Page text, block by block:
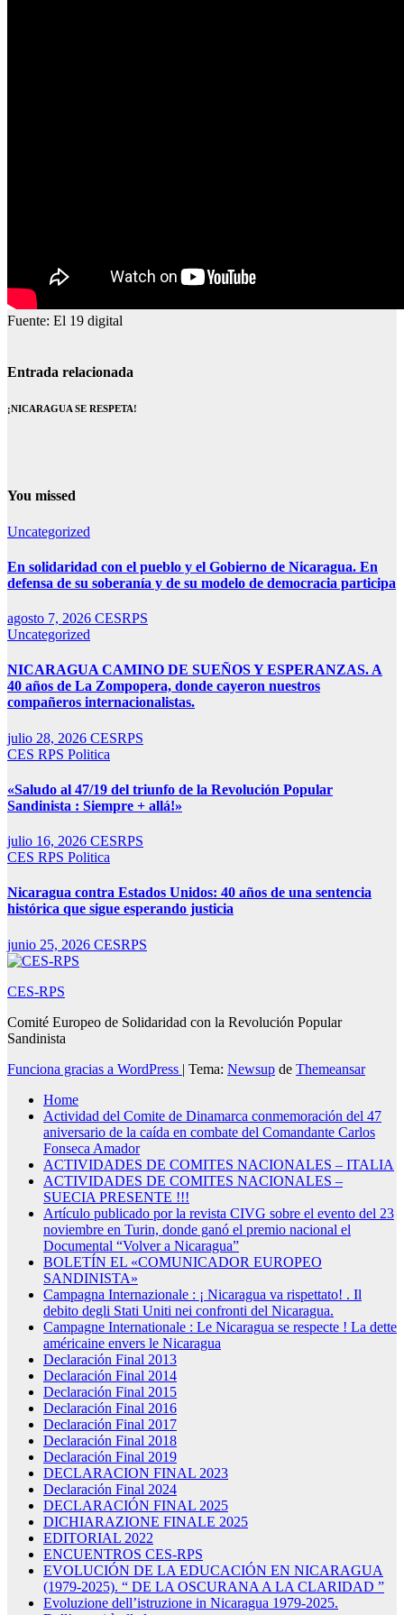
Fuente: El 19 digital
Entrada relacionada
¡NICARAGUA SE RESPETA!
You missed
Uncategorized
En solidaridad con el pueblo y el Gobierno de Nicaragua. En
defensa de su soberanía y de su modelo de democracia participa
agosto 7, 2026 CESRPS
Uncategorized
NICARAGUA CAMINO DE SUEÑOS Y ESPERANZAS. A
40 años de La Zompopera, donde cayeron nuestros
compañeros internacionalistas.
julio 28, 2026 CESRPS
CES RPS Politica
«Saludo al 47/19 del triunfo de la Revolución Popular
Sandinista : Siempre + allá!»
julio 16, 2026 CESRPS
CES RPS Politica
Nicaragua contra Estados Unidos: 40 años de una sentencia
histórica que sigue esperando justicia
junio 25, 2026 CESRPS
CES-RPS
Comité Europeo de Solidaridad con la Revolución Popular
Sandinista
Funciona gracias a WordPress | Tema: Newsup de Themeansar
Home
Actividad del Comite de Dinamarca conmemoración del 47
aniversario de la caída en combate del Comandante Carlos
Fonseca Amador
ACTIVIDADES DE COMITES NACIONALES – ITALIA
ACTIVIDADES DE COMITES NACIONALES –
SUECIA PRESENTE !!!
Artículo publicado por la revista CIVG sobre el evento del 23
noviembre en Turin, donde ganó el premio nacional el
Documental “Volver a Nicaragua”
BOLETÍN EL «COMUNICADOR EUROPEO
SANDINISTA»
Campagna Internazionale : ¡ Nicaragua va rispettato! . Il
debito degli Stati Uniti nei confronti del Nicaragua.
Campagne Internationale : Le Nicaragua se respecte ! La dette
américaine envers le Nicaragua
Declaración Final 2013
Declaración Final 2014
Declaración Final 2015
Declaración Final 2016
Declaración Final 2017
Declaración Final 2018
Declaración Final 2019
DECLARACION FINAL 2023
Declaración Final 2024
DECLARACIÓN FINAL 2025
DICHIARAZIONE FINALE 2025
EDITORIAL 2022
ENCUENTROS CES-RPS
EVOLUCIÓN DE LA EDUCACIÓN EN NICARAGUA
(1979-2025). “ DE LA OSCURANA A LA CLARIDAD ”
Evoluzione dell’istruzione in Nicaragua 1979-2025.